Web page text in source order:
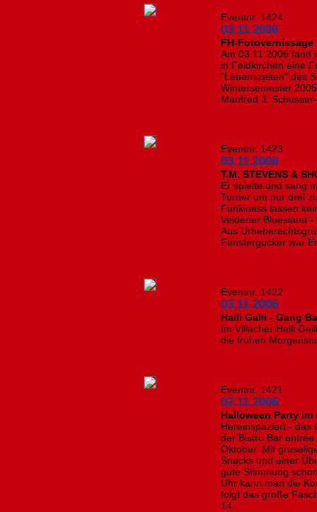
Eventnr. 1424
03.11.2006
FH-
Am 03.11.2006 fand
in Feldkirchen eine
"Lebenszeiten" des
Wintersemester
Manfred J.
Eventnr. 1423
03.11.2006
T.M. STEVENS &
Er spielte und sang
Turner um nur drei
Funkiness lassen
Veldener Bluesiana
Aus
Fenstergucker war
Eventnr. 1422
03.11.2006
Halli Galli - Gang
Im Villacher Halli
die frühen
Eventnr. 1421
02.11.2006
Halloween Party im
Hereinspaziert - das
der Bistro Bar
Oktober. Mit
Snacks und einer
gute Stimmung
Uhr kann man die
folgt das große
14.